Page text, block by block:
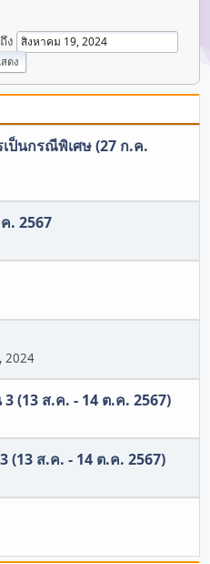
ถึง
ป็นกรณีพิเศษ (27 ก.ค.
. 2567
2024
(13 ส.ค. - 14 ต.ค. 2567)
(13 ส.ค. - 14 ต.ค. 2567)